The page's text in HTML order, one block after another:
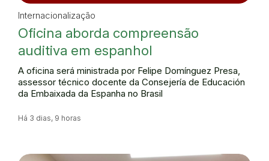
Internacionalização
Oficina aborda compreensão
auditiva em espanhol
A oficina será ministrada por Felipe Domínguez Presa,
assessor técnico docente da Consejería de Educación
da Embaixada da Espanha no Brasil
Há 3 dias, 9 horas